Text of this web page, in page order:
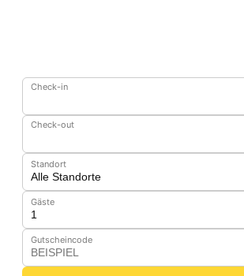
Check-in
Check-out
Standort
Gäste
Gutscheincode